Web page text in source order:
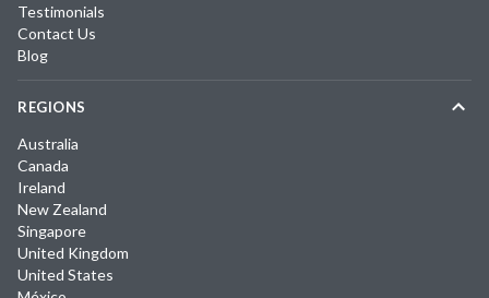
Testimonials
Contact Us
Blog
REGIONS
Australia
Canada
Ireland
New Zealand
Singapore
United Kingdom
United States